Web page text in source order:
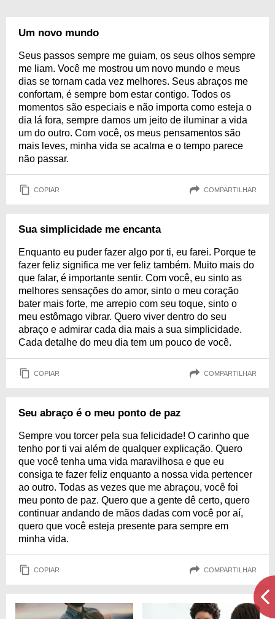
Um novo mundo
Seus passos sempre me guiam, os seus olhos sempre
me liam. Você me mostrou um novo mundo e meus
dias se tornam cada vez melhores. Seus abraços me
confortam, é sempre bom estar contigo. Todos os
momentos são especiais e não importa como esteja o
dia lá fora, sempre damos um jeito de iluminar a vida
um do outro. Com você, os meus pensamentos são
mais leves, minha vida se acalma e o tempo parece
não passar.
COPIAR COMPARTILHAR
Sua simplicidade me encanta
Enquanto eu puder fazer algo por ti, eu farei. Porque te
fazer feliz significa me ver feliz também. Muito mais do
que falar, é importante sentir. Com você, eu sinto as
melhores sensações do amor, sinto o meu coração
bater mais forte, me arrepio com seu toque, sinto o
meu estômago vibrar. Quero viver dentro do seu
abraço e admirar cada dia mais a sua simplicidade.
Cada detalhe do meu dia tem um pouco de você.
COPIAR COMPARTILHAR
Seu abraço é o meu ponto de paz
Sempre vou torcer pela sua felicidade! O carinho que
tenho por ti vai além de qualquer explicação. Quero
que você tenha uma vida maravilhosa e que eu
consiga te fazer feliz enquanto a nossa vida pertencer
ao outro. Todas as vezes que me abraçou, você foi
meu ponto de paz. Quero que a gente dê certo, quero
continuar andando de mãos dadas com você por aí,
quero que você esteja presente para sempre em
minha vida.
COPIAR COMPARTILHAR